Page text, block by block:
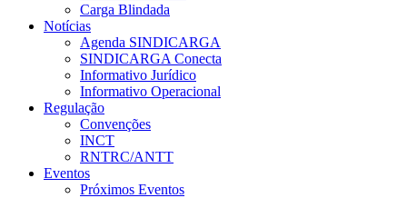
Carga Blindada
Notícias
Agenda SINDICARGA
SINDICARGA Conecta
Informativo Jurídico
Informativo Operacional
Regulação
Convenções
INCT
RNTRC/ANTT
Eventos
Próximos Eventos